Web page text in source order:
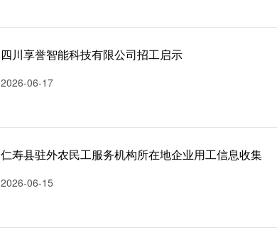
四川享誉智能科技有限公司招工启示
2026-06-17
仁寿县驻外农民工服务机构所在地企业用工信息收集
2026-06-15